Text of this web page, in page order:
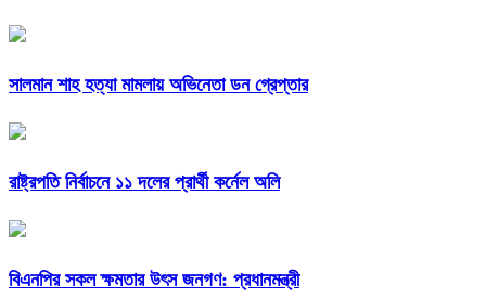
সালমান শাহ হত্যা মামলায় অভিনেতা ডন গ্রেপ্তার
রাষ্ট্রপতি নির্বাচনে ১১ দলের প্রার্থী কর্নেল অলি
বিএনপির সকল ক্ষমতার উৎস জনগণ: প্রধানমন্ত্রী